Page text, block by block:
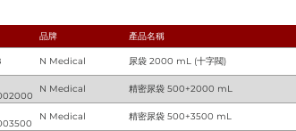
品牌 產品名稱
N Medical 尿袋 2000 mL (十字閥)
N Medical 精密尿袋 500+2000 mL
N Medical 精密尿袋 500+3500 mL